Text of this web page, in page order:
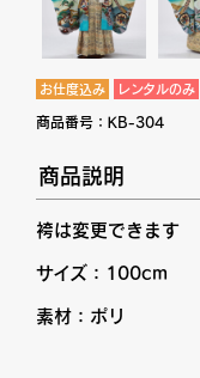
お仕度込み レンタルのみ
商品番号： KB-304
商品説明
袴は変更できます
サイズ：100cm
素材：ポリ